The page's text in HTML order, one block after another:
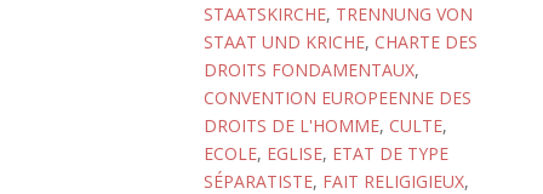
STAATSKIRCHE, TRENNUNG VON
STAAT UND KRICHE, CHARTE DES
DROITS FONDAMENTAUX,
CONVENTION EUROPEENNE DES
DROITS DE L'HOMME, CULTE,
ECOLE, EGLISE, ETAT DE TYPE
SÉPARATISTE, FAIT RELIGIGIEUX,